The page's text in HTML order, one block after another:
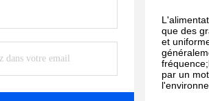
que des
et
par un